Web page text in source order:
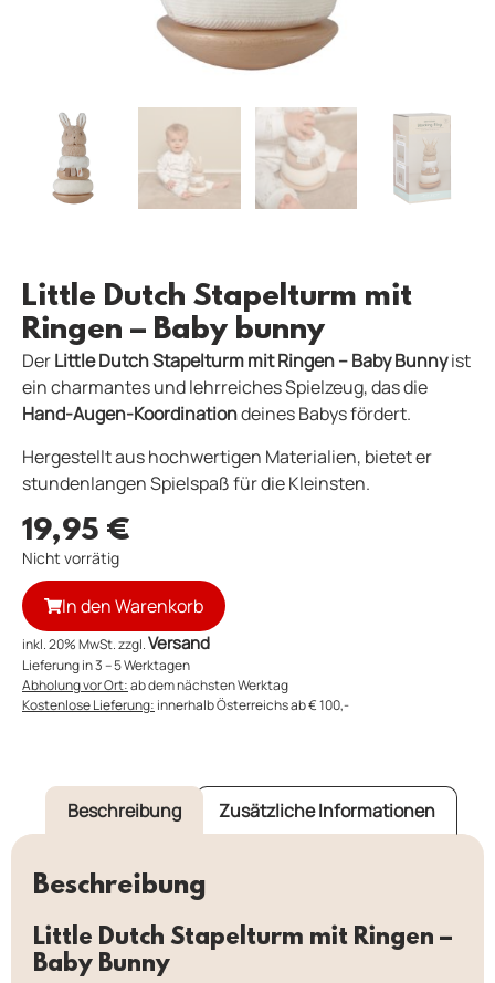
Little Dutch Stapelturm mit
Ringen – Baby bunny
DerLittle Dutch Stapelturm mit Ringen – Baby Bunnyist
ein charmantes und lehrreiches Spielzeug, das die
Hand-Augen-Koordinationdeines Babys fördert.
Hergestellt aus hochwertigen Materialien, bietet er
stundenlangen Spielspaß für die Kleinsten.
19,95 €
Nicht vorrätig
In den Warenkorb
inkl. 20% MwSt. zzgl.Versand
Lieferung in 3 – 5 Werktagen
Abholung vor Ort:ab dem nächsten Werktag
Kostenlose Lieferung: innerhalb Österreichs ab € 100,-
Beschreibung Zusätzliche Informationen
Beschreibung
Little Dutch Stapelturm mit Ringen –
Baby Bunny